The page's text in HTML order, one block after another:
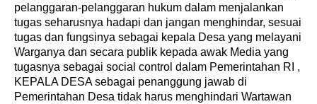
pelanggaran-pelanggaran hukum dalam menjalankan
tugas seharusnya hadapi dan jangan menghindar, sesuai
tugas dan fungsinya sebagai kepala Desa yang melayani
Warganya dan secara publik kepada awak Media yang
tugasnya sebagai social control dalam Pemerintahan RI ,
KEPALA DESA sebagai penanggung jawab di
Pemerintahan Desa tidak harus menghindari Wartawan